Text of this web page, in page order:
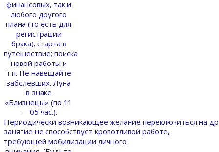
финансовых, так и
любого другого
плана (то есть для
регистрации
брака); старта в
путешествие; поиска
новой работы и
т.п. Не навещайте
заболевших. Луна
в знаке
«Близнецы» (по 11
— 05 час.).
Периодически возникающее желание переключиться на
занятие не способствует кропотливой работе,
требующей мобилизации личного